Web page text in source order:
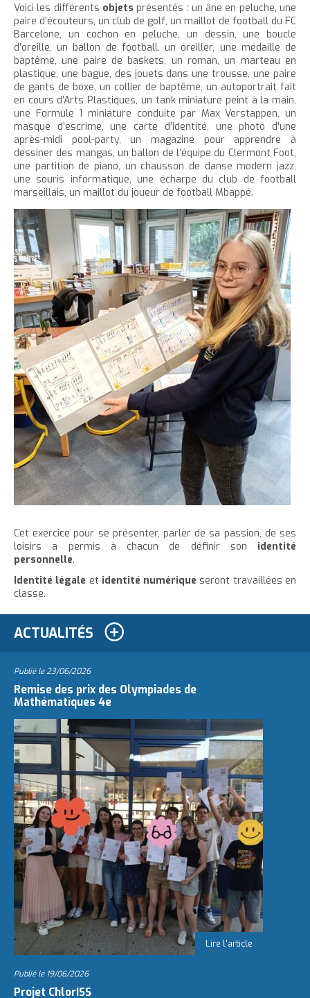
Voici les différents objets présentés : un âne en peluche, une
paire d’écouteurs, un club de golf, un maillot de football du FC
Barcelone, un cochon en peluche, un dessin, une boucle
d’oreille, un ballon de football, un oreiller, une médaille de
baptême, une paire de baskets, un roman, un marteau en
plastique, une bague, des jouets dans une trousse, une paire
de gants de boxe, un collier de baptême, un autoportrait fait
en cours d’Arts Plastiques, un tank miniature peint à la main,
une Formule 1 miniature conduite par Max Verstappen, un
masque d’escrime, une carte d’identité, une photo d’une
après-midi pool-party, un magazine pour apprendre à
dessiner des mangas, un ballon de l’équipe du Clermont Foot,
une partition de piano, un chausson de danse modern jazz,
une souris informatique, une écharpe du club de football
marseillais, un maillot du joueur de football Mbappé.
Cet exercice pour se présenter, parler de sa passion, de ses
loisirs a permis à chacun de définir son identité
personnelle.
Identité légale et identité numérique seront travaillées en
classe.
ACTUALITÉS
Publié le23/06/2026
Remise des prix des Olympiades de
Mathématiques 4e
Publié le 19/06/2026
Projet ChlorISS